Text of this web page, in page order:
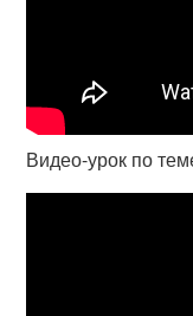
Видео-урок по